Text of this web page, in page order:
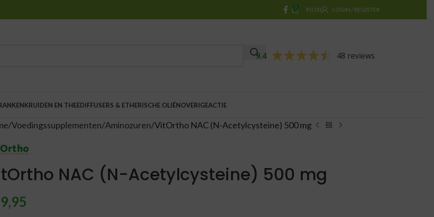
0 €0,00 LOGIN / REGISTER
9.4 48 reviews
KRUIDEN EN THEEDIFFUSERS & ETHERISCHE OLIËNOVERIGEACTIE
Voedingssupplementen Aminozuren VitOrtho NAC (N-Acetylcysteine) 500 mg
NAC (N-Acetylcysteine) 500 mg